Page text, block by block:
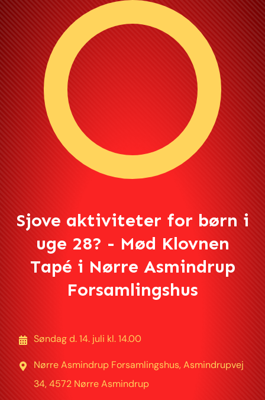
Sjove aktiviteter for børn i
uge 28? - Mød Klovnen
Tapé i Nørre Asmindrup
Forsamlingshus
Søndag d. 14. juli kl. 14.00
Nørre Asmindrup Forsamlingshus,Asmindrupvej
34, 4572 Nørre Asmindrup